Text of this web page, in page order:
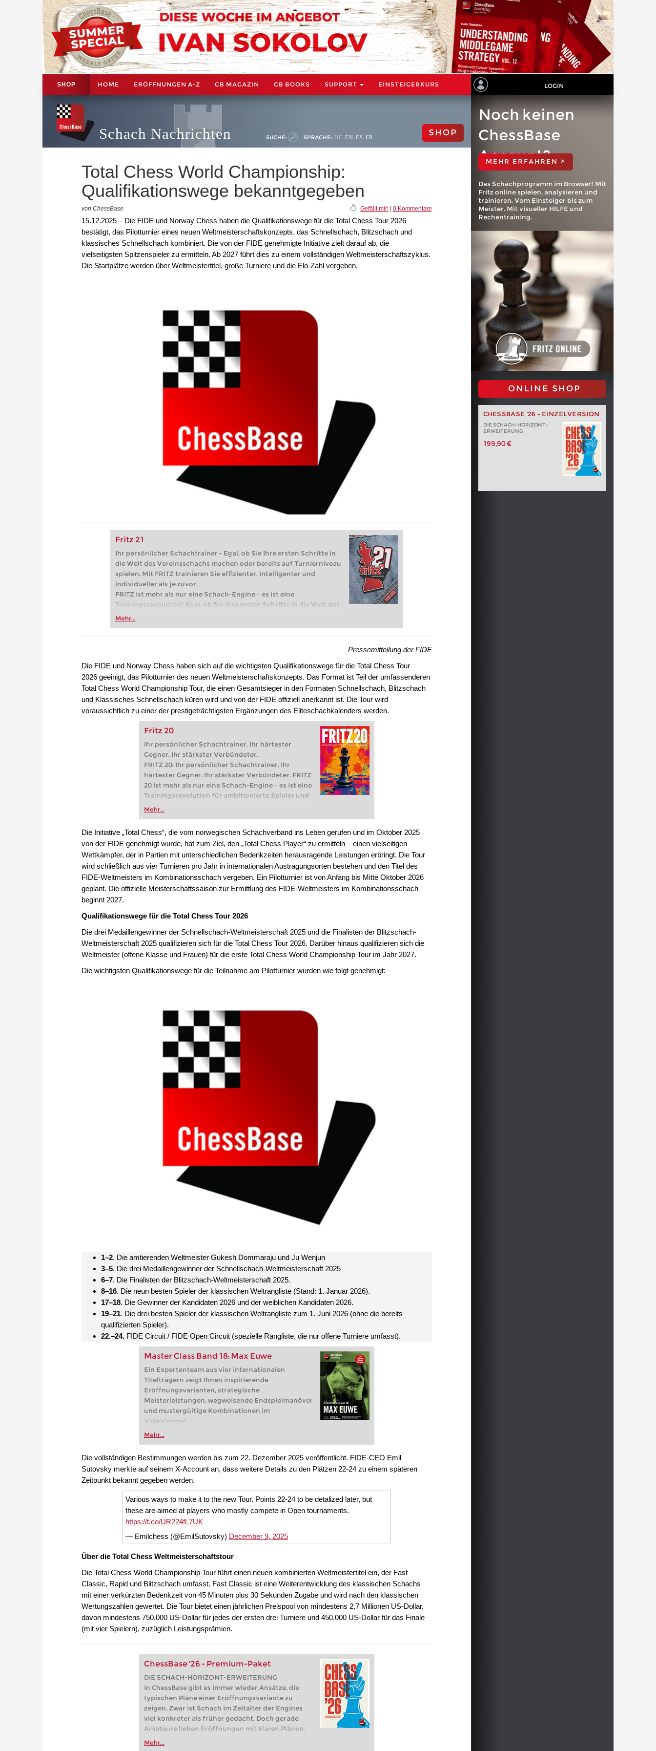
SHOP HOME ERÖFFNUNGEN A-Z CB MAGAZIN CB BOOKS SUPPORT EINSTEIGERKURS LOGIN
Schach Nachrichten SUCHE: SPRACHE: DE EN ES FR SHOP
Total Chess World Championship:
Qualifikationswege bekanntgegeben
von ChessBase Gefällt mir!| 0 Kommentare
15.12.2025 – Die FIDE und Norway Chess haben die Qualifikationswege für die Total Chess Tour 2026
bestätigt, das Pilotturnier eines neuen Weltmeisterschaftskonzepts, das Schnellschach, Blitzschach und
klassisches Schnellschach kombiniert. Die von der FIDE genehmigte Initiative zielt darauf ab, die
vielseitigsten Spitzenspieler zu ermitteln. Ab 2027 führt dies zu einem vollständigen Weltmeisterschaftszyklus.
Die Startplätze werden über Weltmeistertitel, große Turniere und die Elo-Zahl vergeben.
Fritz 21
Ihr persönlicher Schachtrainer - Egal, ob Sie Ihre ersten Schritte in
die Welt des Vereinsschachs machen oder bereits auf Turnierniveau
spielen: Mit FRITZ trainieren Sie effizienter, intelligenter und
individueller als je zuvor.
FRITZ ist mehr als nur eine Schach-Engine – es ist eine
Trainingsrevolution! Egal, ob Sie Ihre ersten Schritte in die Welt des
Vereinsschachs machen oder bereits auf Turnierniveau spielen: Mit
zuvor.
Mehr...
Noch keinen
ChessBase
Account?
MEHR ERFAHREN >
Das Schachprogramm im Browser! Mit
Fritz online spielen, analysieren und
trainieren. Vom Einsteiger bis zum
Meister. Mit visueller HILFE und
Rechentraining.
ONLINE SHOP
CHESSBASE '26 - EINZELVERSION
DIE SCHACH-HORIZONT-
ERWEITERUNG
199,90 €
Pressemitteilung der FIDE
Die FIDE und Norway Chess haben sich auf die wichtigsten Qualifikationswege für die Total Chess Tour
2026 geeinigt, das Pilotturnier des neuen Weltmeisterschaftskonzepts. Das Format ist Teil der umfassenderen
Total Chess World Championship Tour, die einen Gesamtsieger in den Formaten Schnellschach, Blitzschach
und Klassisches Schnellschach küren wird und von der FIDE offiziell anerkannt ist. Die Tour wird
voraussichtlich zu einer der prestigeträchtigsten Ergänzungen des Eliteschachkalenders werden.
Fritz 20
Ihr persönlicher Schachtrainer. Ihr härtester
Gegner. Ihr stärkster Verbündeter.
FRITZ 20: Ihr persönlicher Schachtrainer. Ihr
härtester Gegner. Ihr stärkster Verbündeter. FRITZ
20 ist mehr als nur eine Schach-Engine – es ist eine
Trainingsrevolution für ambitionierte Spieler und
Profis. Egal, ob Sie Ihre ersten Schritte in die Welt
trainieren Sie effizienter, intelligenter und
individueller als je zuvor.
Mehr...
Die Initiative „Total Chess“, die vom norwegischen Schachverband ins Leben gerufen und im Oktober 2025
von der FIDE genehmigt wurde, hat zum Ziel, den „Total Chess Player“ zu ermitteln – einen vielseitigen
Wettkämpfer, der in Partien mit unterschiedlichen Bedenkzeiten herausragende Leistungen erbringt. Die Tour
wird schließlich aus vier Turnieren pro Jahr in internationalen Austragungsorten bestehen und den Titel des
FIDE-Weltmeisters im Kombinationsschach vergeben. Ein Pilotturnier ist von Anfang bis Mitte Oktober 2026
geplant. Die offizielle Meisterschaftssaison zur Ermittlung des FIDE-Weltmeisters im Kombinationsschach
beginnt 2027.
Qualifikationswege für die Total Chess Tour 2026
Die drei Medaillengewinner der Schnellschach-Weltmeisterschaft 2025 und die Finalisten der Blitzschach-
Weltmeisterschaft 2025 qualifizieren sich für die Total Chess Tour 2026. Darüber hinaus qualifizieren sich die
Weltmeister (offene Klasse und Frauen) für die erste Total Chess World Championship Tour im Jahr 2027.
Die wichtigsten Qualifikationswege für die Teilnahme am Pilotturnier wurden wie folgt genehmigt:
1–2. Die amtierenden Weltmeister Gukesh Dommaraju und Ju Wenjun
3–5. Die drei Medaillengewinner der Schnellschach-Weltmeisterschaft 2025
6–7. Die Finalisten der Blitzschach-Weltmeisterschaft 2025.
8–16. Die neun besten Spieler der klassischen Weltrangliste (Stand: 1. Januar 2026).
17–18. Die Gewinner der Kandidaten 2026 und der weiblichen Kandidaten 2026.
19–21. Die drei besten Spieler der klassischen Weltrangliste zum 1. Juni 2026 (ohne die bereits
qualifizierten Spieler).
22.–24. FIDE Circuit / FIDE Open Circuit (spezielle Rangliste, die nur offene Turniere umfasst).
Master Class Band 18: Max Euwe
Ein Expertenteam aus vier internationalen
Titelträgern zeigt Ihnen inspirierende
Eröffnungsvarianten, strategische
Meisterleistungen, wegweisende Endspielmanöver
und mustergültige Kombinationen im
Videoformat.
Max Euwe war der 5. Weltmeister der
besiegen konnte. Von Beruf Mathematiklehrer
blieb Euwe Zeit seines Lebens Amateur, war aber
dennoch der beste Schachspieler der Niederlande
und einer der weltbesten Spieler. Mit zwölf
niederländischen Landesmeisterschaften hält
Euwe den Rekord. Nach dem Gewinn der
Weltmeisterschaft war Euwe eine Zeitlang auch der
weltbeste Spieler. 1937 verlor er den Titel im
Revanchematch gegen Alexander Aljechin wieder.
Kostenloses Videobeispiel:
Mehr...
Die vollständigen Bestimmungen werden bis zum 22. Dezember 2025 veröffentlicht. FIDE-CEO Emil
Sutovsky merkte auf seinem X-Account an, dass weitere Details zu den Plätzen 22-24 zu einem späteren
Zeitpunkt bekannt gegeben werden.
Various ways to make it to the new Tour. Points 22-24 to be detalized later, but
these are aimed at players who mostly compete in Open tournaments.
https://t.co/UR224fL7UK
— Emilchess (@EmilSutovsky) December 9, 2025
Über die Total Chess Weltmeisterschaftstour
Die Total Chess World Championship Tour führt einen neuen kombinierten Weltmeistertitel ein, der Fast
Classic, Rapid und Blitzschach umfasst. Fast Classic ist eine Weiterentwicklung des klassischen Schachs
mit einer verkürzten Bedenkzeit von 45 Minuten plus 30 Sekunden Zugabe und wird nach den klassischen
Wertungszahlen gewertet. Die Tour bietet einen jährlichen Preispool von mindestens 2,7 Millionen US-Dollar,
davon mindestens 750.000 US-Dollar für jedes der ersten drei Turniere und 450.000 US-Dollar für das Finale
(mit vier Spielern), zuzüglich Leistungsprämien.
ChessBase '26 - Premium-Paket
DIE SCHACH-HORIZONT-ERWEITERUNG
In ChessBase gibt es immer wieder Ansätze, die
typischen Pläne einer Eröffnungsvariante zu
zeigen. Zwar ist Schach im Zeitalter der Engines
viel konkreter als früher gedacht. Doch gerade
Amateure lieben Eröffnungen mit klaren Plänen,
siehe Londoner System. In ChessBase ’26
Mehr...